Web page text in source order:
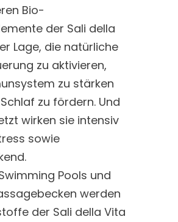
Bio-
der Sali della
Lage, die natürliche
zu aktivieren,
zu stärken
zu fördern. Und
wirken sie intensiv
sowie
Pools und
werden
der Sali della Vita